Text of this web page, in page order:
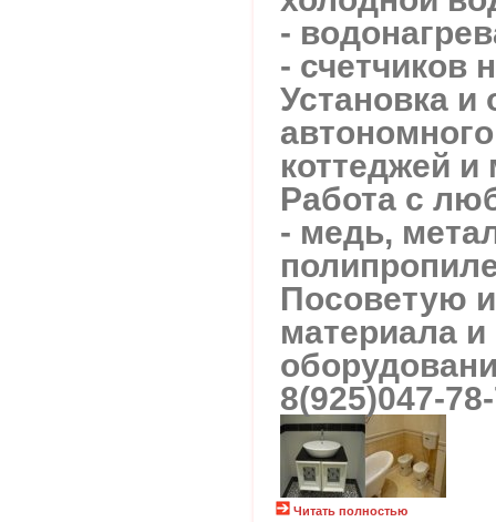
-
- счетчиков
Установка и
коттеджей и
Работа с
- медь,
Посоветую
материала и
8(925)047-
Читать полностью